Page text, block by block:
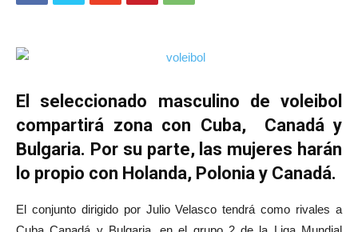
El seleccionado masculino de voleibol
compartirá zona con Cuba, Canadá y
Bulgaria. Por su parte, las mujeres harán
lo propio con Holanda, Polonia y Canadá.
El conjunto dirigido por Julio Velasco tendrá como rivales a